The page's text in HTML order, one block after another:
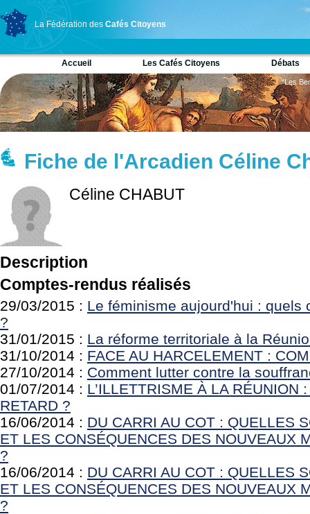
La Fédération des Cafés Citoyens
Accueil Les Cafés Citoyens Débats
“Les
Fiche de l'Arcadien Céline
Céline CHABUT
Description
Comptes-rendus réalisés
29/03/2015 : Le féminisme aujourd'hui : quels
?
31/01/2015 : La réforme territoriale à la
31/10/2014 : FACE AU HARCELEMENT :
27/10/2014 : Comment lutter contre la
01/07/2014 : L’ILLETTRISME À LA RÉUNION
RETARD ?
16/06/2014 : DU CARRI AU COT : QUELLES
ET LES CONSÉQUENCES DES NOUVEAUX
?
16/06/2014 : DU CARRI AU COT : QUELLES
ET LES CONSÉQUENCES DES NOUVEAUX
?